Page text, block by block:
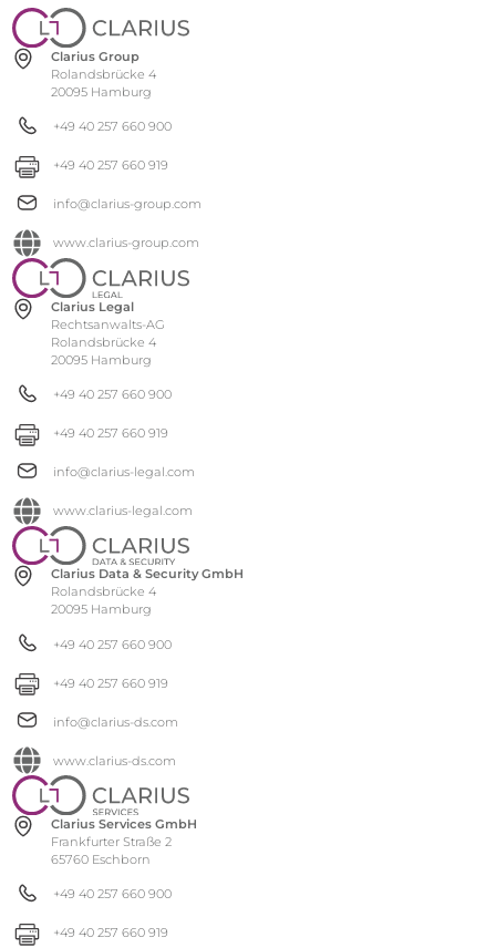
Clarius Group
Rolandsbrücke 4
20095 Hamburg
+49 40 257 660 900
+49 40 257 660 919
info@clarius-group.com
www.clarius-group.com
Clarius Legal
Rechtsanwalts-AG
Rolandsbrücke 4
20095 Hamburg
+49 40 257 660 900
+49 40 257 660 919
info@clarius-legal.com
www.clarius-legal.com
Clarius Data & Security GmbH
Rolandsbrücke 4
20095 Hamburg
+49 40 257 660 900
+49 40 257 660 919
info@clarius-ds.com
www.clarius-ds.com
Clarius Services GmbH
Frankfurter Straße 2
65760 Eschborn
+49 40 257 660 900
+49 40 257 660 919